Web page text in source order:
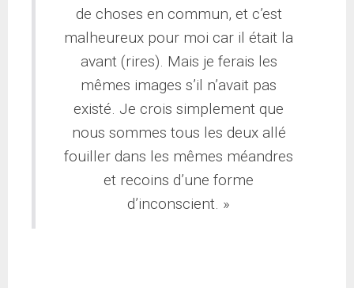
de choses en commun, et c’est
malheureux pour moi car il était la
avant (rires). Mais je ferais les
mêmes images s’il n’avait pas
existé. Je crois simplement que
nous sommes tous les deux allé
fouiller dans les mêmes méandres
et recoins d’une forme
d’inconscient. »